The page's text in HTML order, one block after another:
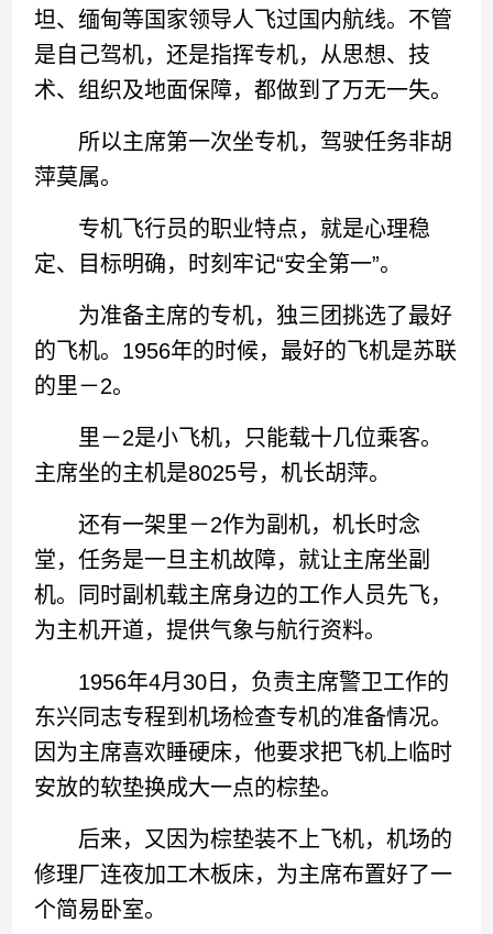
坦、缅甸等国家领导人飞过国内航线。不管
是自己驾机，还是指挥专机，从思想、技
术、组织及地面保障，都做到了万无一失。
所以主席第一次坐专机，驾驶任务非胡
萍莫属。
专机飞行员的职业特点，就是心理稳
定、目标明确，时刻牢记“安全第一”。
为准备主席的专机，独三团挑选了最好
的飞机。1956年的时候，最好的飞机是苏联
的里－2。
里－2是小飞机，只能载十几位乘客。
主席坐的主机是8025号，机长胡萍。
还有一架里－2作为副机，机长时念
堂，任务是一旦主机故障，就让主席坐副
机。同时副机载主席身边的工作人员先飞，
为主机开道，提供气象与航行资料。
1956年4月30日，负责主席警卫工作的
东兴同志专程到机场检查专机的准备情况。
因为主席喜欢睡硬床，他要求把飞机上临时
安放的软垫换成大一点的棕垫。
后来，又因为棕垫装不上飞机，机场的
修理厂连夜加工木板床，为主席布置好了一
个简易卧室。